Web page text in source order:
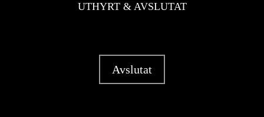
UTHYRT & AVSLUTAT
Avslutat